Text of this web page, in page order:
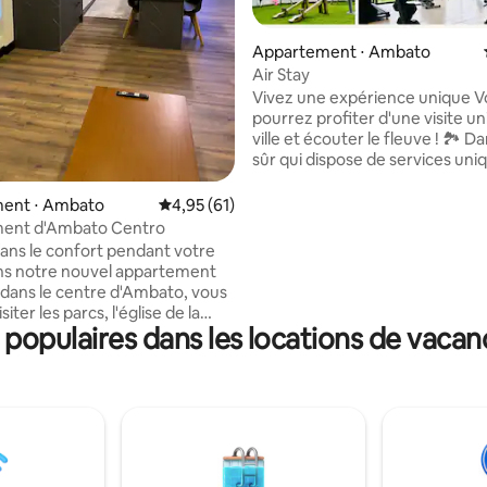
base de 172 commentaires : 4,98 sur 5
⋅ Ambato Évaluation moyenne sur la base de 61
4,95 (61)
d'Ambato Centro
le confort pendant votre
notre nouvel appartement
le centre d'Ambato, vous
les parcs, l'église de la
et tous les beaux endroits de
Vous êtes à proximité des
salle de bain privée -
deux lits superposés -
Appartement ⋅ Ambato
Air Stay
Vivez une expérience unique Vous
pourrez profiter d'une visite
ville et écouter le fleuve ! 🏞️ Dans un lieu
sûr qui dispose de services
2 minutes de Ficoa, où vous
la nourriture mexicaine au
dans les locations de